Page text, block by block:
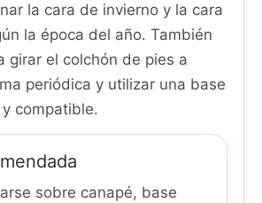
la cara de invierno y la cara
la época del año. También
girar el colchón de pies a
periódica y utilizar una base
compatible.
sobre canapé, base